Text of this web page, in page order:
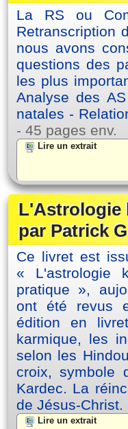
La RS ou
Retranscription
nous avons
questions des
les plus
Analyse des
natales -
- 45 pages env.
Lire un extrait
L'Astrologie
par Patrick
Ce livret est
« L'astrologie
pratique »,
ont été revus
édition en
karmique, les
selon les
croix, symbole
Kardec. La
de Jésus-Christ.
Lire un extrait